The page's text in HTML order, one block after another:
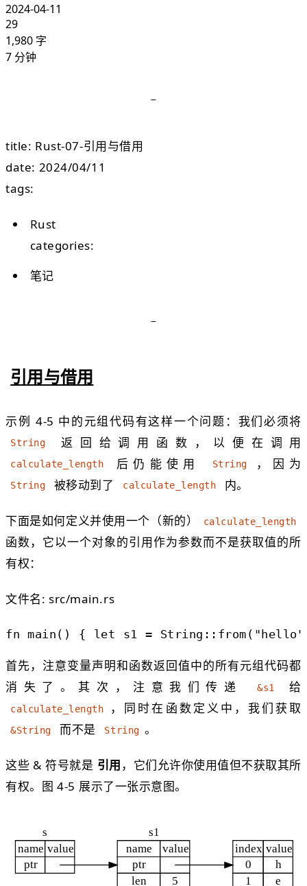
2024-04-11
29
1,980 字
7 分钟
title: Rust-07-引用与借用
date: 2024/04/11
tags:
Rust
categories:
笔记
引用与借用
示例 4-5 中的元组代码有这样一个问题：我们必须将
String 返回给调用函数，以便在调用
calculate_length 后仍能使用 String ，因为
String 被移动到了 calculate_length 内。
下面是如何定义并使用一个（新的） calculate_length
函数，它以一个对象的引用作为参数而不是获取值的所
有权：
文件名: src/main.rs
fn main () { let s1 = String :: from ( "hello"
首先，注意变量声明和函数返回值中的所有元组代码都
消失了。其次，注意我们传递
&s1 给
calculate_length ，同时在函数定义中，我们获取
&String 而不是 String 。
这些 & 符号就是 引用 ，它们允许你使用值但不获取其所
有权。图 4-5 展示了一张示意图。